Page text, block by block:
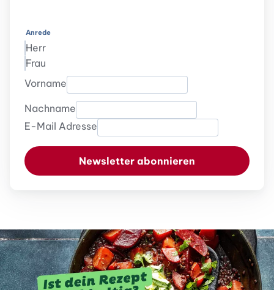
Anrede
Herr
Frau
Vorname
Nachname
E-Mail Adresse
Newsletter abonnieren